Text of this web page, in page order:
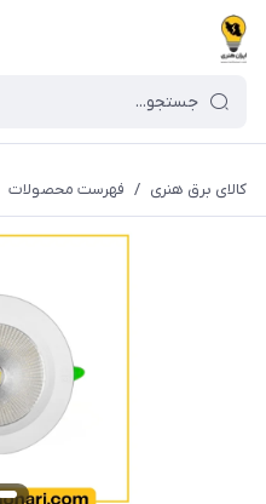
کالای برق هنری / فهرست محصولات